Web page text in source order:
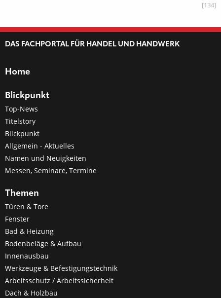
[134]
DAS FACHPORTAL FÜR HANDEL UND HANDWERK
Home
Blickpunkt
Top-News
Titelstory
Blickpunkt
Allgemein - Aktuelles
Namen und Neuigkeiten
Messen, Seminare, Termine
Themen
Türen & Tore
Fenster
Bad & Heizung
Bodenbeläge & Aufbau
Innenausbau
Werkzeuge & Befestigungstechnik
Arbeitsschutz / Arbeitssicherheit
Dach & Holzbau